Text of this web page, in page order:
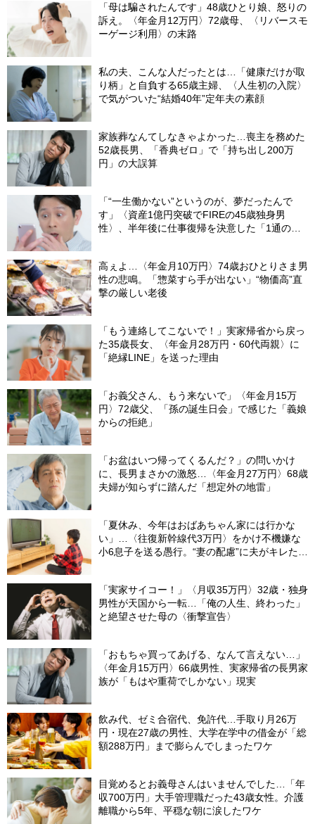
「母は騙されたんです」48歳ひとり娘、怒りの
訴え。〈年金月12万円〉72歳母、〈リバースモ
ーゲージ利用〉の末路
私の夫、こんな人だったとは…「健康だけが取
り柄」と自負する65歳主婦、〈人生初の入院〉
で気がついた“結婚40年”定年夫の素顔
家族葬なんてしなきゃよかった…喪主を務めた
52歳長男、「香典ゼロ」で「持ち出し200万
円」の大誤算
「“一生働かない”というのが、夢だったんで
す」〈資産1億円突破でFIREの45歳独身男
性〉、半年後に仕事復帰を決意した「1通の通
高ぇよ…〈年金月10万円〉74歳おひとりさま男
性の悲鳴。「惣菜すら手が出ない」“物価高”直
撃の厳しい老後
「もう連絡してこないで！」実家帰省から戻っ
た35歳長女、〈年金月28万円・60代両親〉に
「絶縁LINE」を送った理由
「お義父さん、もう来ないで」〈年金月15万
円〉72歳父、「孫の誕生日会」で感じた「義娘
からの拒絶」
「お盆はいつ帰ってくるんだ？」の問いかけ
に、長男まさかの激怒…〈年金月27万円〉68歳
夫婦が知らずに踏んだ「想定外の地雷」
「夏休み、今年はおばあちゃん家には行かな
い」…〈往復新幹線代3万円〉をかけ不機嫌な
小6息子を送る愚行。“妻の配慮”に夫がキレたワ
「実家サイコー！」〈月収35万円〉32歳・独身
男性が天国から一転…「俺の人生、終わった」
と絶望させた母の〈衝撃宣告〉
「おもちゃ買ってあげる、なんて言えない…」
〈年金月15万円〉66歳男性、実家帰省の長男家
族が「もはや重荷でしかない」現実
飲み代、ゼミ合宿代、免許代…手取り月26万
円・現在27歳の男性、大学在学中の借金が「総
額288万円」まで膨らんでしまったワケ
目覚めるとお義母さんはいませんでした…「年
収700万円」大手管理職だった43歳女性。介護
離職から5年、平穏な朝に涙したワケ